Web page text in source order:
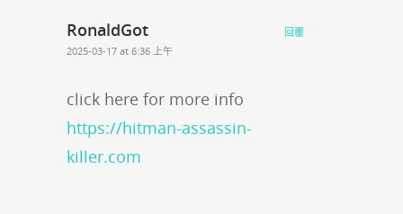
RonaldGot
2025-03-17 at 6:36 上午
click here for more info
https://hitman-assassin-
killer.com
回覆